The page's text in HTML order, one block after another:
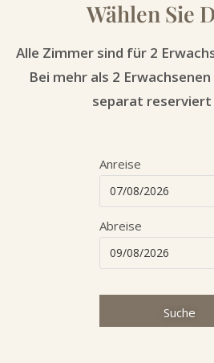
Wählen Sie
Alle Zimmer sind für 2
Bei mehr als 2
separat reserviert
Anreise
Abreise
Suche